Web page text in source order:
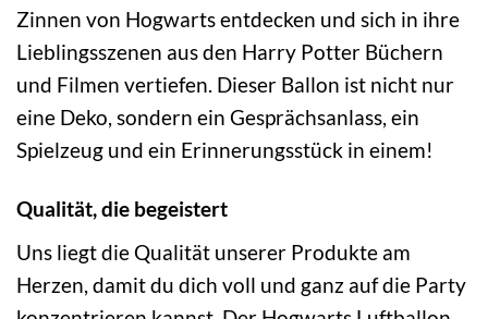
Zinnen von Hogwarts entdecken und sich in ihre
Lieblingsszenen aus den Harry Potter Büchern
und Filmen vertiefen. Dieser Ballon ist nicht nur
eine Deko, sondern ein Gesprächsanlass, ein
Spielzeug und ein Erinnerungsstück in einem!
Qualität, die begeistert
Uns liegt die Qualität unserer Produkte am
Herzen, damit du dich voll und ganz auf die Party